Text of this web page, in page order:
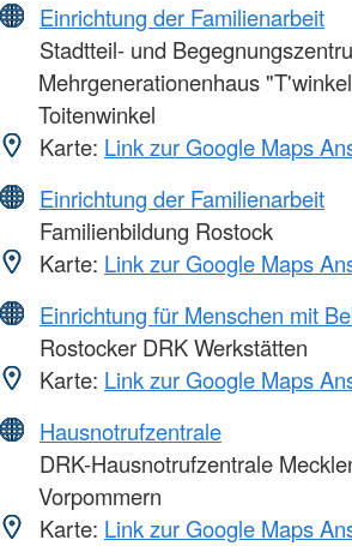
Einrichtung der Familienarbeit
Stadtteil- und
Mehrgenerationenhaus
Toitenwinkel
Karte: Link zur Google Maps
Einrichtung der Familienarbeit
Familienbildung Rostock
Karte: Link zur Google Maps
Einrichtung für Menschen mit
Rostocker DRK Werkstätten
Karte: Link zur Google Maps
Hausnotrufzentrale
DRK-Hausnotrufzentrale
Vorpommern
Karte: Link zur Google Maps